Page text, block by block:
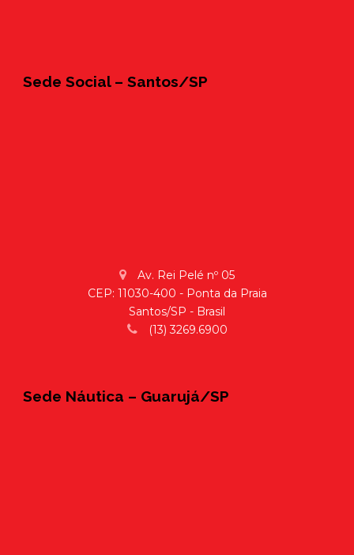
Sede Social – Santos/SP
Av. Rei Pelé nº 05
CEP: 11030-400 - Ponta da Praia
Santos/SP - Brasil
(13) 3269.6900
Sede Náutica – Guarujá/SP